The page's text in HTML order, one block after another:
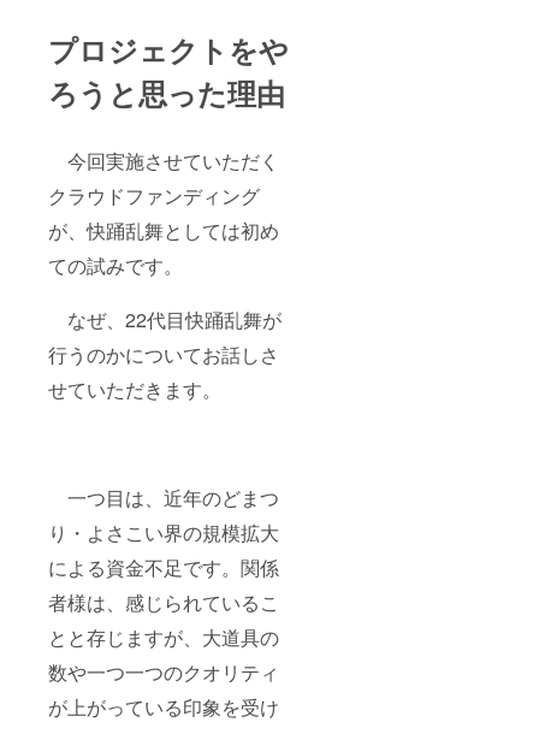
プロジェクトをや
ろうと思った理由
今回実施させていただく
クラウドファンディング
が、快踊乱舞としては初め
ての試みです。
なぜ、22代目快踊乱舞が
行うのかについてお話しさ
せていただきます。
一つ目は、近年のどまつ
り・よさこい界の規模拡大
による資金不足です。関係
者様は、感じられているこ
とと存じますが、大道具の
数や一つ一つのクオリティ
が上がっている印象を受け